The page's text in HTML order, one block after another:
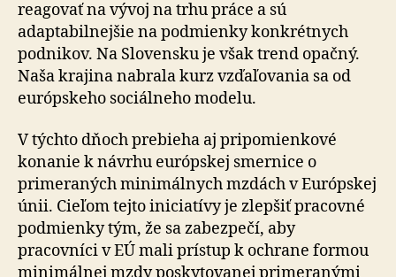
reagovať na vývoj na trhu práce a sú
adaptabilnejšie na podmienky konkrétnych
podnikov. Na Slovensku je však trend opačný.
Naša krajina nabrala kurz vzďaľovania sa od
európskeho sociálneho modelu.
V týchto dňoch prebieha aj pripomienkové
konanie k návrhu európskej smernice o
primeraných minimálnych mzdách v Európskej
únii. Cieľom tejto iniciatívy je zlepšiť pracovné
podmienky tým, že sa zabezpečí, aby
pracovníci v EÚ mali prístup k ochrane formou